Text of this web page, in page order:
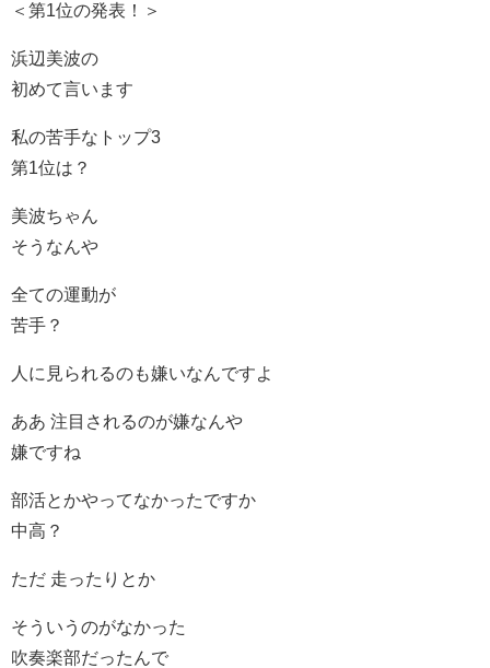
＜第1位の発表！＞
浜辺美波の
初めて言います
私の苦手なトップ3
第1位は？
美波ちゃん
そうなんや
全ての運動が
苦手？
人に見られるのも嫌いなんですよ
ああ 注目されるのが嫌なんや
嫌ですね
部活とかやってなかったですか
中高？
ただ 走ったりとか
そういうのがなかった
吹奏楽部だったんで